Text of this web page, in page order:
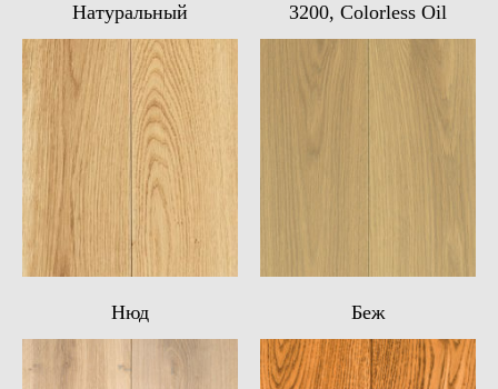
Натуральный 3200, Colorless Oil
Нюд Беж